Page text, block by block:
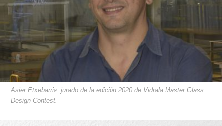
Asier Etxebarria. jurado de la edición 2020 de Vidrala Master Glass
Design Contest.